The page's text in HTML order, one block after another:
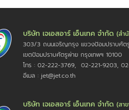
บริษัท เจเอสอาร์ เอ็นเทค จำกัด (สำ
303/3 ถนนเจริญกรุง แขวงป้อมปราบศัต
เขตป้อมปราบศัตรูพ่าย กรุงเทพฯ 10100
โทร : 02-222-3769, 02-221-9203,
อีเมล : jet@jet.co.th
บริษัท เจเอสอาร์ เอ็นเทค จำกัด (สา